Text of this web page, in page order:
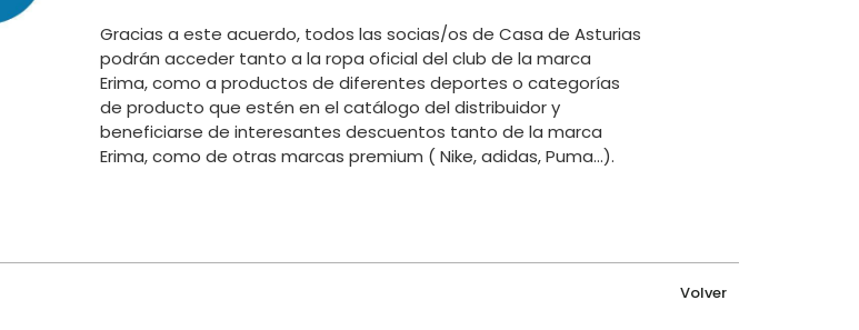
Gracias a este acuerdo, todos las socias/os de Casa de Asturias
podrán acceder tanto a la ropa oficial del club de la marca
Erima, como a productos de diferentes deportes o categorías
de producto que estén en el catálogo del distribuidor y
beneficiarse de interesantes descuentos tanto de la marca
Erima, como de otras marcas premium ( Nike, adidas, Puma…).
Volver